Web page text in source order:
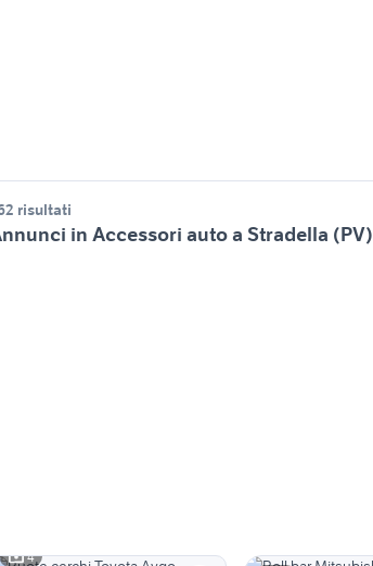
risultati
in Accessori auto a Stradella (PV)
4